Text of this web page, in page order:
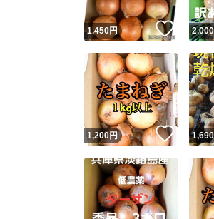
1,450円 いいね
2,000
1,200円 いいね
1,690